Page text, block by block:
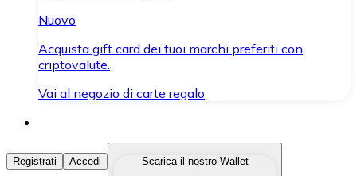
Nuovo
Acquista gift card dei tuoi marchi preferiti con
criptovalute.
Vai al negozio di carte regalo
Acquista Criptovalute
Registrati Accedi
Scarica il nostro Wallet